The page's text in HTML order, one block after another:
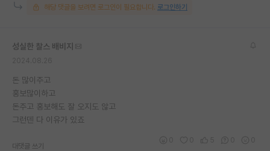
해당 댓글을 보려면 로그인이 필요합니다. 로그인하기
성실한 찰스 배비지
돈 많이주고
홍보많이하고
돈주고 홍보해도 잘 오지도 않고
그런덴 다 이유가 있죠
대댓글 쓰기